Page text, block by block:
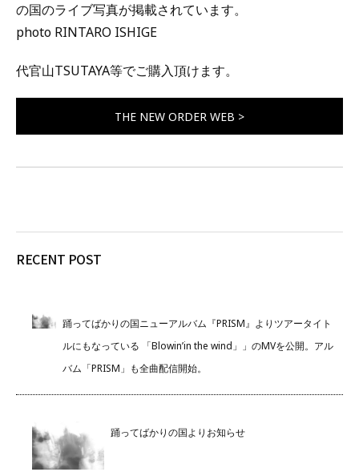
の国のライブ写真が掲載されています。
photo RINTARO ISHIGE
代官山TSUTAYA等でご購入頂けます。
THE NEW ORDER WEB >
RECENT POST
踊ってばかりの国ニューアルバム『PRISM』よりツアータイト
ルにもなっている 「Blowin’in the wind」」のMVを公開。アル
バム「PRISM」も全曲配信開始。
踊ってばかりの国よりお知らせ